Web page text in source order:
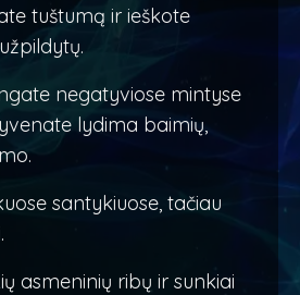
tuštumą ir ieškote
negatyviose mintyse
lydima baimių,
santykiuose, tačiau
asmeninių ribų ir sunkiai